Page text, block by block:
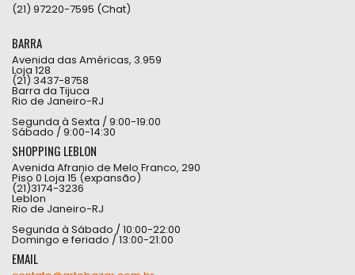
(21) 97220-7595 (Chat)
BARRA
Avenida das Américas, 3.959
Loja 128
(21) 3437-8758
Barra da Tijuca
Rio de Janeiro-RJ
Segunda à Sexta / 9:00-19:00
Sábado / 9:00-14:30
SHOPPING LEBLON
Avenida Afranio de Melo Franco, 290
Piso 0 Loja 15 (expansão)
(21)3174-3236
Leblon
Rio de Janeiro-RJ
Segunda à Sábado / 10:00-22:00
Domingo e feriado / 13:00-21:00
EMAIL